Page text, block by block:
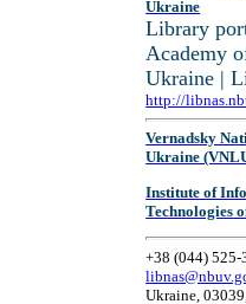
Ukraine
Library
Academy
Ukraine |
http://
Vernadsky
Ukraine
Institute of
Technologies
+38 (044) 525-
Ukraine,